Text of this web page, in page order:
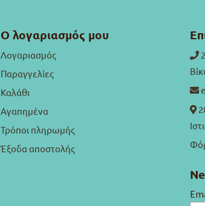
Ο λογαριασμός μου
Λογαριασμός
Παραγγελίες
Καλάθι
Αγαπημένα
Τρόποι πληρωμής
Έξοδα αποστολής